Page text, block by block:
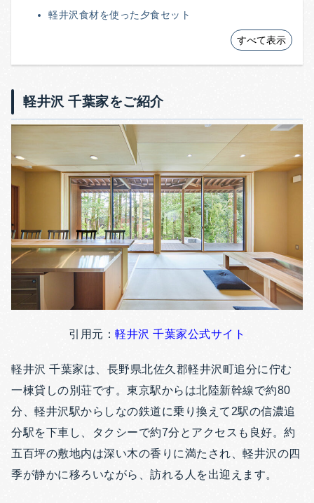
軽井沢食材を使った夕食セット
すべて表示
軽井沢 千葉家をご紹介
引用元： 軽井沢 千葉家公式サイト
軽井沢 千葉家は、長野県北佐久郡軽井沢町追分に佇む
一棟貸しの別荘です。東京駅からは北陸新幹線で約80
分、軽井沢駅からしなの鉄道に乗り換えて2駅の信濃追
分駅を下車し、タクシーで約7分とアクセスも良好。約
五百坪の敷地内は深い木の香りに満たされ、軽井沢の四
季が静かに移ろいながら、訪れる人を出迎えます。